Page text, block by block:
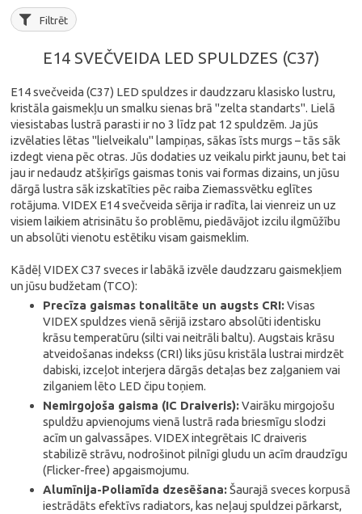
Filtrēt
E14 SVEČVEIDA LED SPULDZES (C37)
E14 svečveida (C37) LED spuldzes ir daudzzaru klasisko lustru,
kristāla gaismekļu un smalku sienas brā "zelta standarts". Lielā
viesistabas lustrā parasti ir no 3 līdz pat 12 spuldzēm. Ja jūs
izvēlaties lētas "lielveikalu" lampiņas, sākas īsts murgs – tās sāk
izdegt viena pēc otras. Jūs dodaties uz veikalu pirkt jaunu, bet tai
jau ir nedaudz atšķirīgs gaismas tonis vai formas dizains, un jūsu
dārgā lustra sāk izskatīties pēc raiba Ziemassvētku eglītes
rotājuma. VIDEX E14 svečveida sērija ir radīta, lai vienreiz un uz
visiem laikiem atrisinātu šo problēmu, piedāvājot izcilu ilgmūžību
un absolūti vienotu estētiku visam gaismeklim.
Kādēļ VIDEX C37 sveces ir labākā izvēle daudzzaru gaismekļiem
un jūsu budžetam (TCO):
Precīza gaismas tonalitāte un augsts CRI:Visas
VIDEX spuldzes vienā sērijā izstaro absolūti identisku
krāsu temperatūru (silti vai neitrāli baltu). Augstais krāsu
atveidošanas indekss (CRI) liks jūsu kristāla lustrai mirdzēt
dabiski, izceļot interjera dārgās detaļas bez zaļganiem vai
zilganiem lēto LED čipu toņiem.
Nemirgojoša gaisma (IC Draiveris):Vairāku mirgojošu
spuldžu apvienojums vienā lustrā rada briesmīgu slodzi
acīm un galvassāpes. VIDEX integrētais IC draiveris
stabilizē strāvu, nodrošinot pilnīgi gludu un acīm draudzīgu
(Flicker-free) apgaismojumu.
Alumīnija-Poliamīda dzesēšana:Šaurajā sveces korpusā
iestrādāts efektīvs radiators, kas neļauj spuldzei pārkarst,